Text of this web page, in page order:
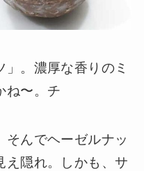
。濃厚な香りのミ
ね〜。チ
そんでヘーゼルナッ
え隠れ。しかも、サ